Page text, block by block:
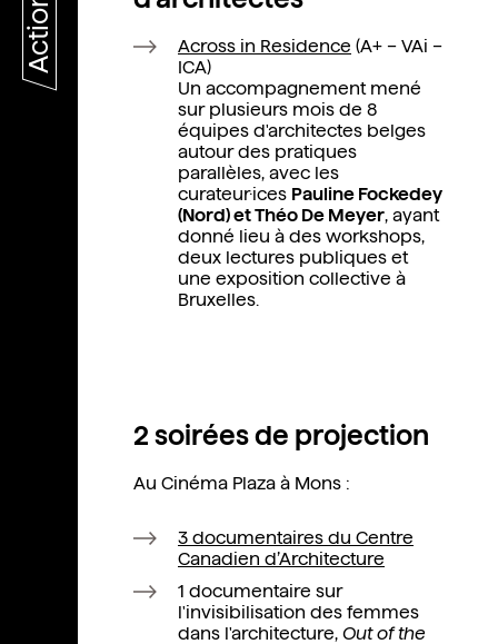
Actions Across in Residence (A+ – VAi –
ICA)
Un accompagnement mené
sur plusieurs mois de 8
équipes d'architectes belges
autour des pratiques
parallèles, avec les
curateur·ices Pauline Fockedey
(Nord) et Théo De Meyer, ayant
donné lieu à des workshops,
deux lectures publiques et
une exposition collective à
Bruxelles.
2 soirées de projection
Au Cinéma Plaza à Mons :
3 documentaires du Centre
Canadien d’Architecture
1 documentaire sur
l'invisibilisation des femmes
dans l'architecture, Out of the